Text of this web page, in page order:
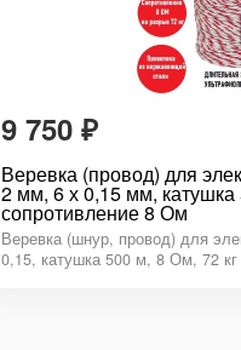
9 750₽
Веревка (провод) для
2 мм, 6 х 0,15 мм, катушка
сопротивление 8 Ом
Веревка (шнур, провод) для
0,15, катушка 500 м, 8 Ом, 72